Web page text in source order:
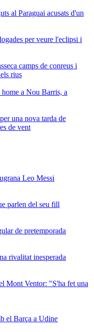
al Paraguai acusats d'un
per veure l'eclipsi i
camps de conreus i
rius
a Nou Barris, a
una nova tarda de
de vent
Leo Messi
parlen del seu fill
de pretemporada
rivalitat inesperada
Mont Ventor: "S'ha fet una
el Barça a Udine